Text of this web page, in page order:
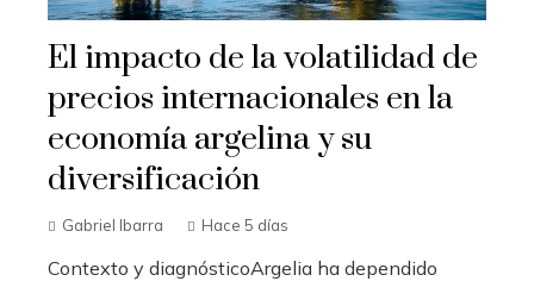
El impacto de la volatilidad de
precios internacionales en la
economía argelina y su
diversificación
Gabriel Ibarra Hace 5 días
Contexto y diagnósticoArgelia ha dependido